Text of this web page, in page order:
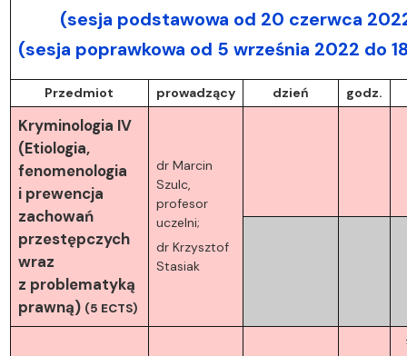
(sesja podstawowa od 20 czerwca
(sesja poprawkowa od 5 września 2022 do
Przedmiot prowadzący dzień godz.
Kryminologia IV
(Etiologia,
fenomenologia
i prewencja
zachowań
przestępczych
wraz
z problematyką
prawną) (5 ECTS)
dr Marcin
Szulc,
profesor
uczelni;
dr Krzysztof
Stasiak